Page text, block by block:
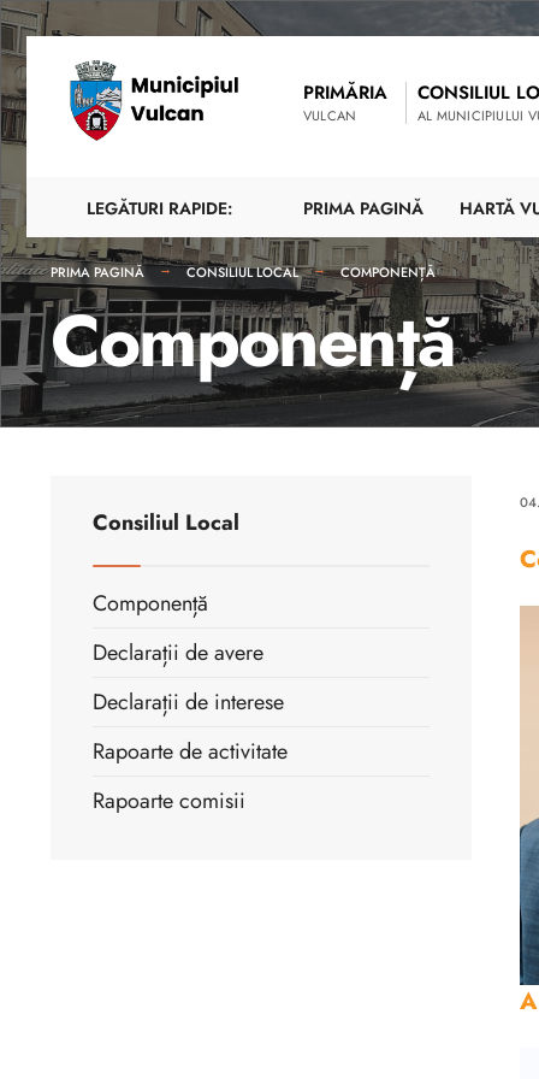
PRIMĂRIA
VULCAN
CONSILIUL
AL MUNICIPIULUI
LEGĂTURI RAPIDE: PRIMA PAGINĂ HARTĂ
PRIMA PAGINĂ CONSILIUL LOCAL COMPONENȚĂ
Componență
Consiliul Local
Componență
Declarații de avere
Declarații de interese
Rapoarte de activitate
Rapoarte comisii